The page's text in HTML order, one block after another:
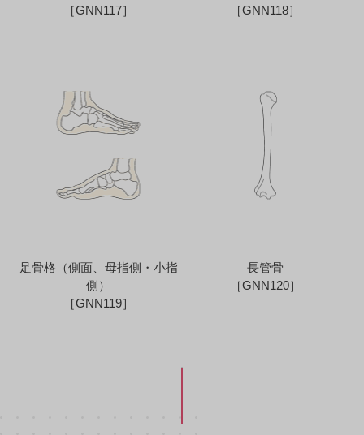
［GNN117］
［GNN118］
足骨格（側面、母指側・小指
側）
［GNN119］
長管骨
［GNN120］